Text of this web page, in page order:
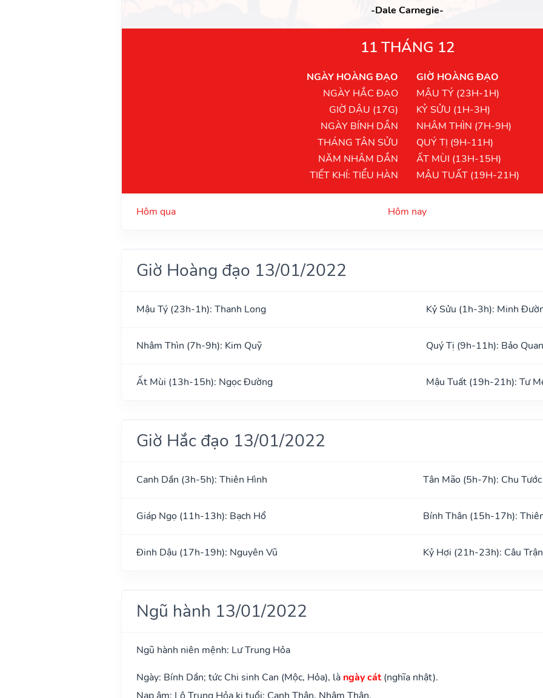
-Dale Carnegie-
11 THÁNG 12
NGÀY HOÀNG ĐẠO
NGÀY HẮC ĐẠO
GIỜ DẬU (17G)
NGÀY BÍNH DẦN
THÁNG TÂN SỬU
NĂM NHÂM DẦN
TIẾT KHÍ: TIỂU HÀN
GIỜ HOÀNG ĐẠO
MẬU TÝ (23H-1H)
KỶ SỬU (1H-3H)
NHÂM THÌN (7H-9H)
QUÝ TỊ (9H-11H)
ẤT MÙI (13H-15H)
MẬU TUẤT (19H-21H)
Hôm qua Hôm nay
Giờ Hoàng đạo 13/01/2022
Mậu Tý (23h-1h): Thanh Long Kỷ Sửu (1h-3h): Minh
Nhâm Thìn (7h-9h): Kim Quỹ Quý Tị (9h-11h): Bảo
Ất Mùi (13h-15h): Ngọc Đường Mậu Tuất (19h-21h): Tư
Giờ Hắc đạo 13/01/2022
Canh Dần (3h-5h): Thiên Hình Tân Mão (5h-7h): Chu Tước
Giáp Ngọ (11h-13h): Bạch Hổ Bính Thân (15h-17h):
Đinh Dậu (17h-19h): Nguyên Vũ Kỷ Hợi (21h-23h): Câu Trận
Ngũ hành 13/01/2022
Ngũ hành niên mệnh: Lư Trung Hỏa
Ngày: Bính Dần; tức Chi sinh Can (Mộc, Hỏa), là ngày cát(nghĩa nhật).
Nạp âm: Lô Trung Hỏa kị tuổi: Canh Thân, Nhâm Thân.